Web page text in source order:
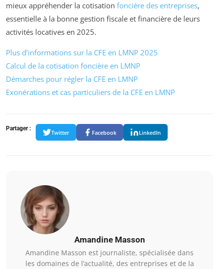
mieux appréhender la cotisation foncière des entreprises,
essentielle à la bonne gestion fiscale et financière de leurs
activités locatives en 2025.
Plus d’informations sur la CFE en LMNP 2025
Calcul de la cotisation foncière en LMNP
Démarches pour régler la CFE en LMNP
Exonérations et cas particuliers de la CFE en LMNP
Partager :
Twitter Facebook LinkedIn
Amandine Masson
Amandine Masson est journaliste, spécialisée dans
les domaines de l’actualité, des entreprises et de la